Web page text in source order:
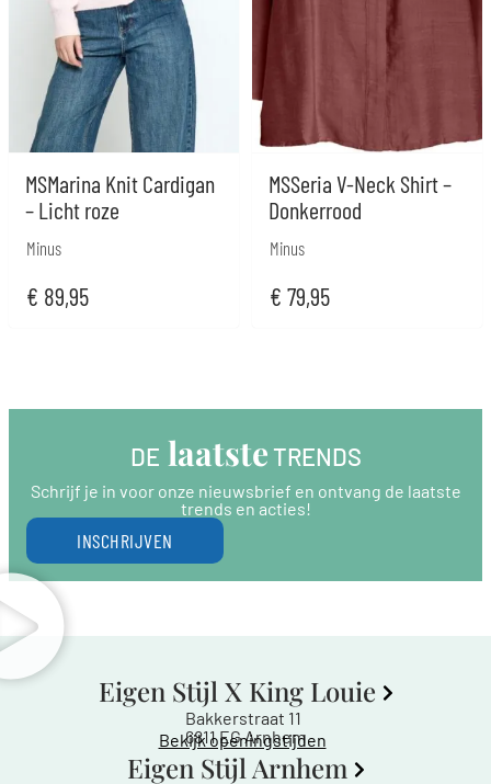
MSMarina Knit Cardigan
– Licht roze
Minus
€ 89,95
MSSeria V-Neck Shirt –
Donkerrood
Minus
€ 79,95
DE laatste TRENDS
Schrijf je in voor onze nieuwsbrief en ontvang de laatste
trends en acties!
INSCHRIJVEN
Eigen Stijl X King Louie
Bakkerstraat 11
6811 EG Arnhem
Bekijk openingstijden
Eigen Stijl Arnhem